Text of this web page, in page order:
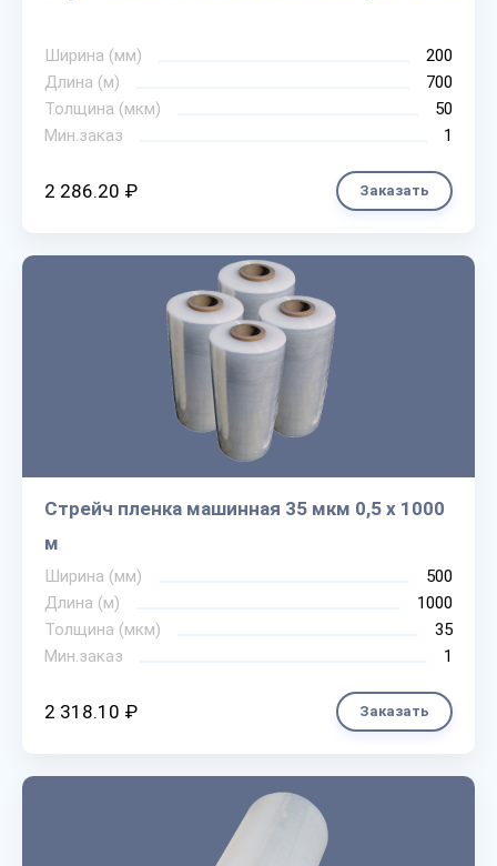
Ширина (мм)
200
Длина (м)
700
Толщина (мкм)
50
Мин.заказ
1
2 286.20 ₽ Заказать
Стрейч пленка машинная 35 мкм 0,5 х 1000
м
Ширина (мм)
500
Длина (м)
1000
Толщина (мкм)
35
Мин.заказ
1
2 318.10 ₽ Заказать